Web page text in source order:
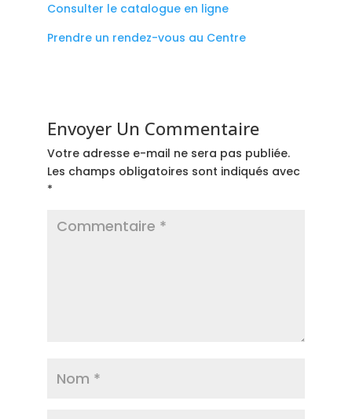
Consulter le catalogue en ligne
Prendre un rendez-vous au Centre
Envoyer Un Commentaire
Votre adresse e-mail ne sera pas publiée.
Les champs obligatoires sont indiqués avec
*